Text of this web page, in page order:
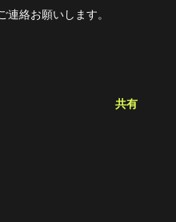
連絡お願いします。
共有